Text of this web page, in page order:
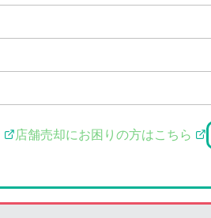
店舗売却にお困りの方はこちら